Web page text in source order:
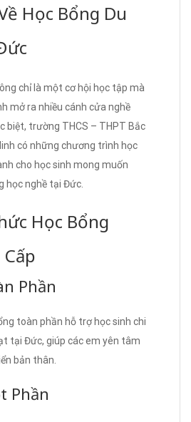
Học Bổng Du
chỉ là một cơ hội học tập mà
mở ra nhiều cánh cửa nghề
biệt, trường THCS – THPT Bắc
có những chương trình học
cho học sinh mong muốn
học nghề tại Đức.
Học Bổng
Phần
toàn phần hỗ trợ học sinh chi
tại Đức, giúp các em yên tâm
bản thân.
Phần